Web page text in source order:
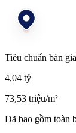
Tiêu chuẩn bàn
4,04 tỷ
73,53 triệu/m²
Đã bao gồm toàn